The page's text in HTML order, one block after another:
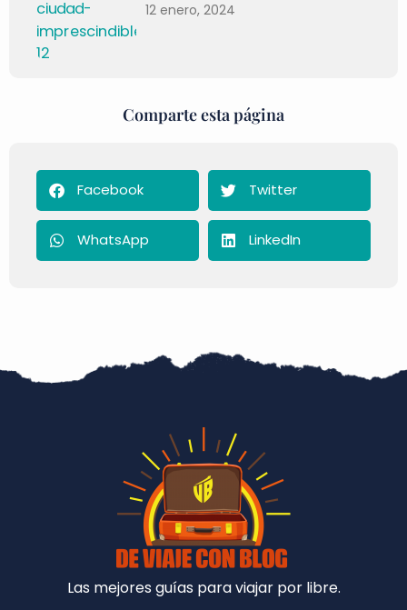
12 enero, 2024
Comparte esta página
Facebook Twitter
WhatsApp LinkedIn
Las mejores guías para viajar por libre.